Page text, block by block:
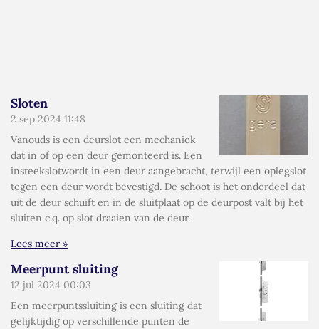
Sloten
2 sep 2024 11:48
Vanouds is een deurslot een mechaniek
dat in of op een deur gemonteerd is. Een
insteekslotwordt in een deur aangebracht, terwijl een oplegslot
tegen een deur wordt bevestigd. De schoot is het onderdeel dat
uit de deur schuift en in de sluitplaat op de deurpost valt bij het
sluiten c.q. op slot draaien van de deur.
Lees meer »
Meerpunt sluiting
12 jul 2024 00:03
Een meerpuntssluiting is een sluiting dat
gelijktijdig op verschillende punten de